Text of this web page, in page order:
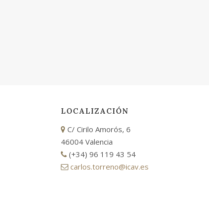
LOCALIZACIÓN
C/ Cirilo Amorós, 6
46004 Valencia
(+34) 96 119 43 54
carlos.torreno@icav.es